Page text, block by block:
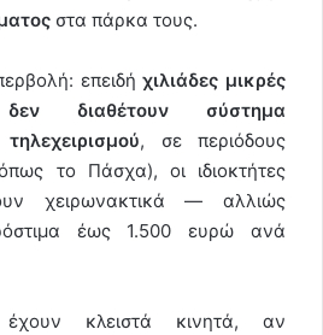
στα πάρκα τους.
επειδήχιλιάδες μικρές
διαθέτουν σύστημα
, σε περιόδους
το Πάσχα), οι ιδιοκτήτες
χειρωνακτικά — αλλιώς
έως 1.500 ευρώ ανά
κλειστά κινητά, αν